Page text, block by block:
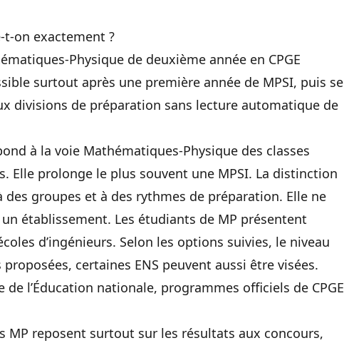
t-on exactement ?
Physique de deuxième année en CPGE
surtout après une première année de MPSI, puis se
divisions de préparation sans lecture automatique de
à la voie Mathématiques-Physique des classes
Elle prolonge le plus souvent une MPSI. La distinction
des groupes et à des rythmes de préparation. Elle ne
établissement. Les étudiants de MP présentent
d’ingénieurs. Selon les options suivies, le niveau
certaines ENS peuvent aussi être visées.
de l’Éducation nationale, programmes officiels de CPGE
MP reposent surtout sur les résultats aux concours,